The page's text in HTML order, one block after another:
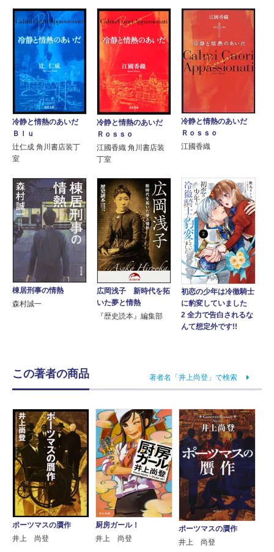
冷静と情熱のあいだ
Ｂｌｕ
辻仁成 角川書店装丁
室
冷静と情熱のあいだ
Ｒｏｓｓｏ
江國香織 角川書店装
丁室
冷静と情熱のあいだ
Ｒｏｓｓｏ
江國香織
棟居刑事の情熱
森村誠一
広岡浅子 新時代を拓
いた夢と情熱
『歴史読本』編集部
初恋の少年は冷徹騎士
に豹変していました
2 全力で告白されるな
んて想定外です!!
この著者の商品 著者名「井上尚登」で検索
ポーツマスの贋作
井上 尚登
厨房ガール！
井上 尚登
ポーツマスの贋作
井上 尚登